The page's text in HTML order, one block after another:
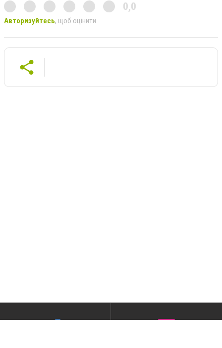
0,0
Авторизуйтесь, щоб оцінити